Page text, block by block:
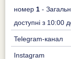
номер 1 -
доступні з 10:00
Telegram-канал
Instagram